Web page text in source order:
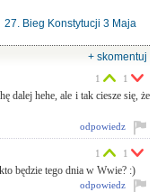
27. Bieg Konstytucji 3 Maja
+ skomentuj
dalej hehe, ale i tak ciesze się, że
1 1
odpowiedz
będzie tego dnia w Wwie? :)
1 1
odpowiedz